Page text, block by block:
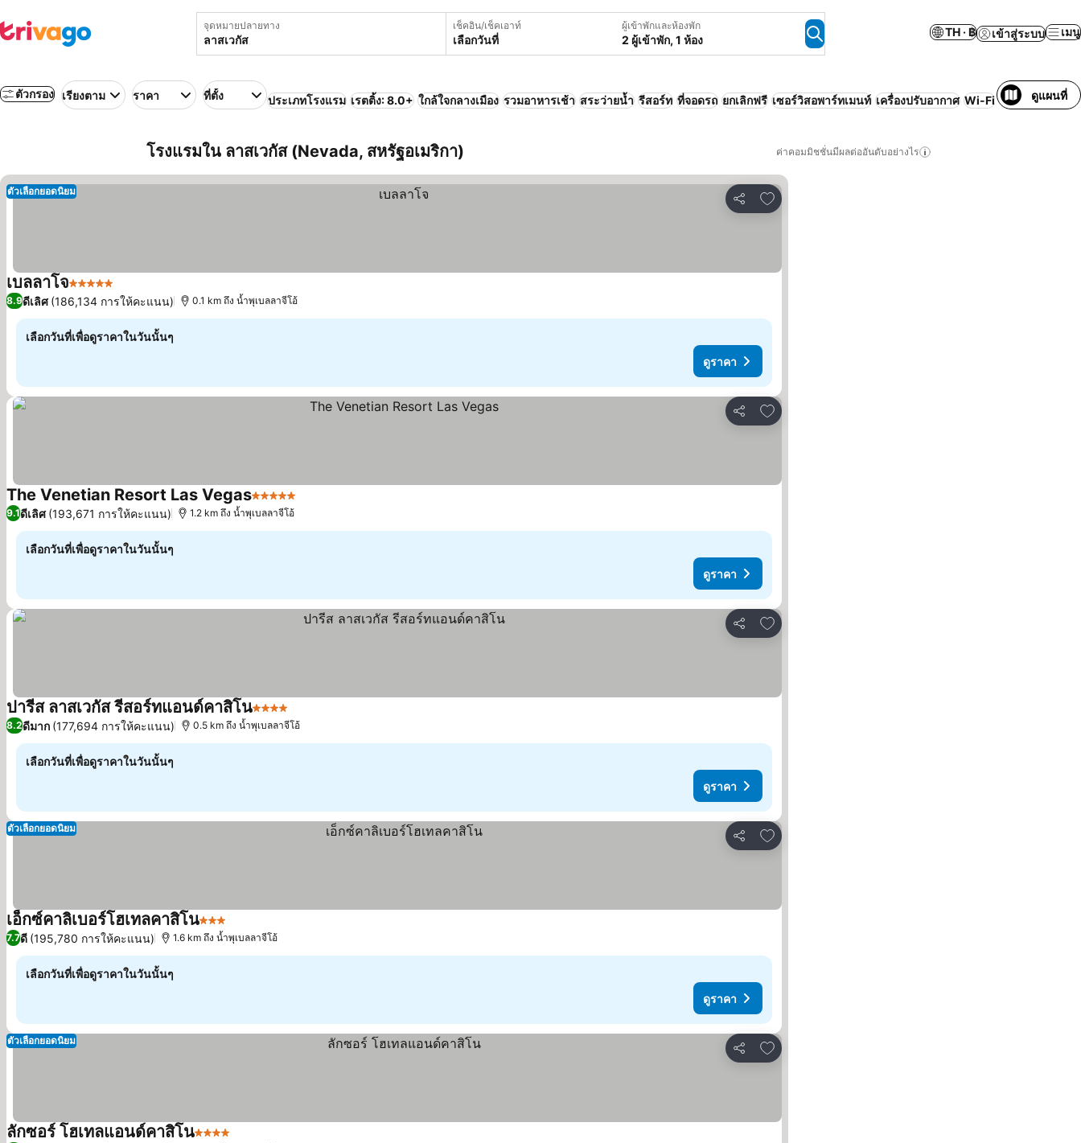
จุดหมายปลายทาง เช็คอิน/เช็คเอาท์
เลือกวันที่
ผู้เข้าพักและห้องพัก
2 ผู้เข้าพัก, 1 ห้อง
TH · ฿ เข้าสู่ระบบ เมนู
ตัวกรอง เรียงตาม ราคา ที่ตั้ง ประเภทโรงแรม เรตติ้ง: 8.0+ ใกล้ใจกลางเมือง รวมอาหารเช้า สระว่ายน้ำ รีสอร์ท ที่จอดรถ ยกเลิกฟรี เซอร์วิสอพาร์ทเมนท์ เครื่องปรับอากาศ Wi-Fi ร้านอาหาร
ดูแผนที่
โรงแรมใน ลาสเวกัส (Nevada, สหรัฐอเมริกา) ค่าคอมมิชชั่นมีผลต่ออันดับอย่างไร
แชร์
เพิ่มในรายการโปรด
ตัวเลือกยอดนิยม
เบลลาโจ5 ดาว
8.9ดีเลิศ (186,134 การให้คะแนน) 0.1 km ถึง น้ำพุเบลลาจีโอ้
เลือกวันที่เพื่อดูราคาในวันนั้นๆ
ดูราคา
แชร์
เพิ่มในรายการโปรด
The Venetian Resort Las Vegas5 ดาว
9.1ดีเลิศ (193,671 การให้คะแนน) 1.2 km ถึง น้ำพุเบลลาจีโอ้
เลือกวันที่เพื่อดูราคาในวันนั้นๆ
ดูราคา
แชร์
เพิ่มในรายการโปรด
ปารีส ลาสเวกัส รีสอร์ทแอนด์คาสิโน4 ดาว
8.2ดีมาก (177,694 การให้คะแนน) 0.5 km ถึง น้ำพุเบลลาจีโอ้
เลือกวันที่เพื่อดูราคาในวันนั้นๆ
ดูราคา
แชร์
เพิ่มในรายการโปรด
ตัวเลือกยอดนิยม
เอ็กซ์คาลิเบอร์โฮเทลคาสิโน3 ดาว
7.7ดี (195,780 การให้คะแนน) 1.6 km ถึง น้ำพุเบลลาจีโอ้
เลือกวันที่เพื่อดูราคาในวันนั้นๆ
ดูราคา
แชร์
เพิ่มในรายการโปรด
ตัวเลือกยอดนิยม
ลักซอร์ โฮเทลแอนด์คาสิโน